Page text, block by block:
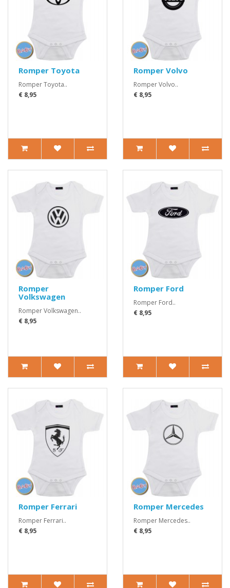
Romper Toyota
Romper Toyota..
€ 8,95
Romper Volvo
Romper Volvo..
€ 8,95
Romper
Volkswagen
Romper Volkswagen..
€ 8,95
Romper Ford
Romper Ford..
€ 8,95
Romper Ferrari
Romper Ferrari..
€ 8,95
Romper Mercedes
Romper Mercedes..
€ 8,95